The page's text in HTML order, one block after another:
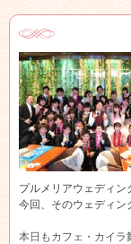
プルメリアウェディ
今回、そのウェディン
本日もカフェ・カイラ